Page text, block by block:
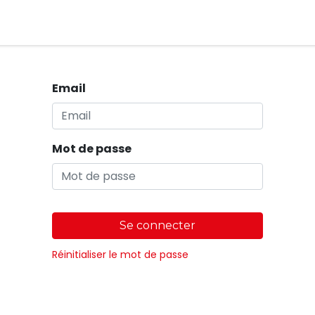
Email
Mot de passe
Se connecter
Réinitialiser le mot de passe